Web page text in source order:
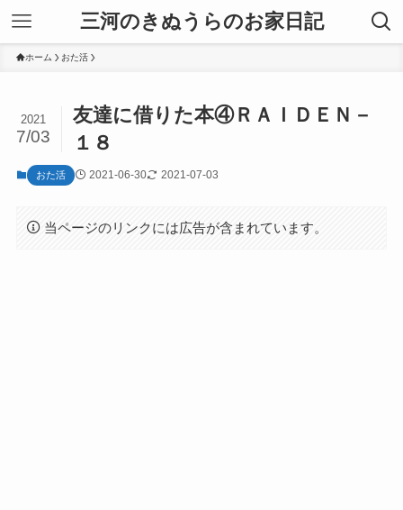
三河のきぬうらのお家日記
ホーム おた活
友達に借りた本④ＲＡＩＤＥＮ－
１８
2021
7/03
おた活 2021-06-30 2021-07-03
当ページのリンクには広告が含まれています。